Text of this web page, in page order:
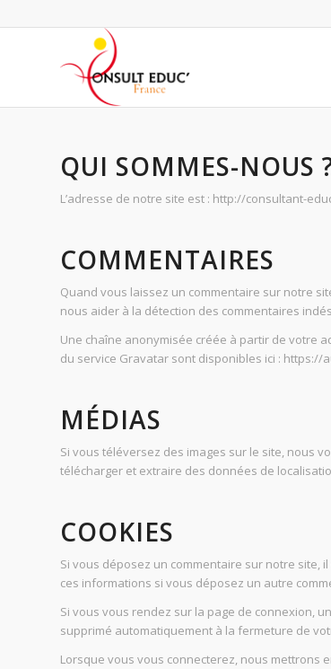
QUI SOMMES-NOUS
L’adresse de notre site est : http://consultant-
COMMENTAIRES
Quand vous laissez un commentaire sur notre
nous aider à la détection des commentaires
Une chaîne anonymisée créée à partir de votre
du service Gravatar sont disponibles ici :
MÉDIAS
Si vous téléversez des images sur le site, nous
télécharger et extraire des données de
COOKIES
Si vous déposez un commentaire sur notre site,
ces informations si vous déposez un autre
Si vous vous rendez sur la page de connexion,
supprimé automatiquement à la fermeture de
Lorsque vous vous connecterez, nous mettrons